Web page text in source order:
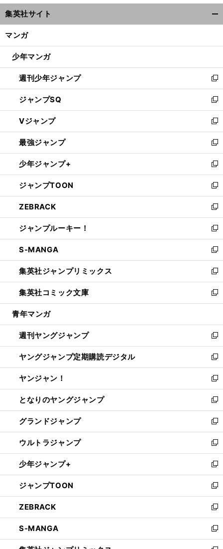
ウ
ィ
ン
ウ
開
く
集英社サイト
マンガ
少年マンガ
週刊少年ジャンプ
新
し
い
ウ
ィ
ン
ド
ウ
で
開
く
ジャンプSQ
新
し
い
ウ
ィ
ン
ド
ウ
で
開
く
Vジャンプ
新
し
い
ウ
ィ
ン
ド
ウ
で
開
く
最強ジャンプ
新
し
い
ウ
ィ
ン
ド
ウ
で
開
く
少年ジャンプ+
新
し
い
ウ
ィ
ン
ド
ウ
で
開
く
ジャンプTOON
新
し
い
ウ
ィ
ン
ド
ウ
で
開
く
ZEBRACK
新
し
い
ウ
ィ
ン
ド
ウ
で
開
ジャンプルーキー！
新
し
い
ウ
ィ
ン
ド
ウ
開
く
S-MANGA
新
し
い
ウ
ィ
ン
ウ
で
開
く
集英社ジャンプリミックス
新
し
い
ウ
ン
ド
ウ
で
開
く
集英社コミック文庫
新
し
ウ
ィ
ン
ド
ウ
で
開
く
青年マンガ
週刊ヤングジャンプ
新
し
い
ウ
ィ
ン
ド
ウ
で
開
く
ヤングジャンプ定期購読デジタル
新
し
い
ウ
ィ
ン
ド
ウ
で
開
く
ヤンジャン！
新
し
い
ウ
ィ
ン
ド
ウ
で
開
く
となりのヤングジャンプ
新
し
い
ウ
ィ
ン
ド
ウ
で
開
く
グランドジャンプ
新
し
い
ウ
ィ
ン
ド
ウ
で
開
く
ウルトラジャンプ
新
し
い
ウ
ィ
ン
ド
ウ
で
開
少年ジャンプ+
新
し
い
ウ
ィ
ン
ド
ウ
ジャンプTOON
新
し
い
ウ
ィ
ン
ZEBRACK
新
し
い
ウ
S-MANGA
新
し